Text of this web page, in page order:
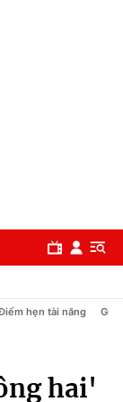
hẹn tài năng Giải
hai'